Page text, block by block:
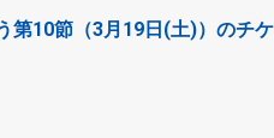
第10節（3月19日(土)）のチ